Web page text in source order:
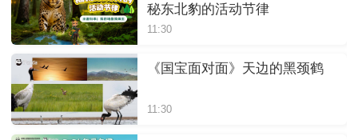
秘东北豹的活动节律
11:30
《国宝面对面》天边的黑颈鹤
11:30